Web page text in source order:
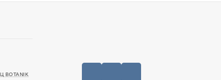
BOTANIK